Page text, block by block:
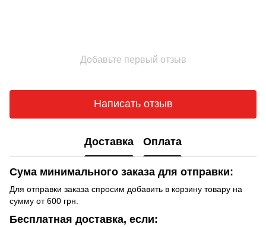
Добавьте первый отзыв
Написать отзыв
Доставка Оплата
Сума минимального заказа для отправки:
Для отправки заказа спросим добавить в корзину товару на
сумму от 600 грн.
Бесплатная доставка, если: